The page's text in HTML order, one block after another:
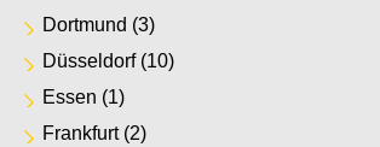
Dortmund (3)
Düsseldorf(10)
Essen (1)
Frankfurt(2)